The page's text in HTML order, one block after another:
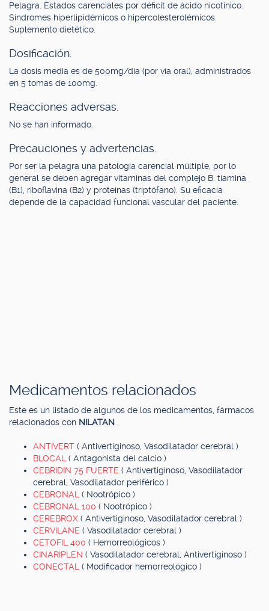
Pelagra. Estados carenciales por déficit de ácido nicotínico.
Síndromes hiperlipidémicos o hipercolesterolémicos.
Suplemento dietético.
Dosificación.
La dosis media es de 500mg/día (por vía oral), administrados
en 5 tomas de 100mg.
Reacciones adversas.
No se han informado.
Precauciones y advertencias.
Por ser la pelagra una patología carencial múltiple, por lo
general se deben agregar vitaminas del complejo B: tiamina
(B1), riboflavina (B2) y proteínas (triptófano). Su eficacia
depende de la capacidad funcional vascular del paciente.
Medicamentos relacionados
Este es un listado de algunos de los medicamentos, fármacos
relacionados con NILATAN
ANTIVERT ( Antivertiginoso, Vasodilatador cerebral )
BLOCAL ( Antagonista del calcio )
CEBRIDIN 75 FUERTE ( Antivertiginoso, Vasodilatador
cerebral, Vasodilatador periférico )
CEBRONAL ( Nootrópico )
CEBRONAL 100 ( Nootrópico )
CEREBROX ( Antivertiginoso, Vasodilatador cerebral )
CERVILANE ( Vasodilatador cerebral )
CETOFIL 400 ( Hemorreológicos )
CINARIPLEN ( Vasodilatador cerebral, Antivertiginoso )
CONECTAL ( Modificador hemorreológico )